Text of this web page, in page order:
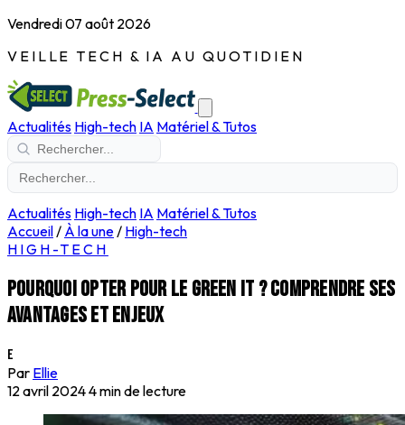
Vendredi 07 août 2026
VEILLE TECH & IA AU QUOTIDIEN
Actualités High-tech IA Matériel & Tutos
Actualités High-tech IA Matériel & Tutos
Accueil/ À la une/ High-tech
HIGH-TECH
Pourquoi opter pour le Green IT ? Comprendre ses
avantages et enjeux
E
Par Ellie
12 avril 20244 min de lecture